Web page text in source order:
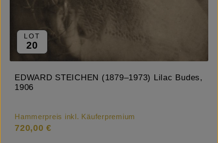
LOT
20
EDWARD STEICHEN (1879–1973) Lilac Budes,
1906
Hammerpreis inkl. Käuferpremium
720,00 €